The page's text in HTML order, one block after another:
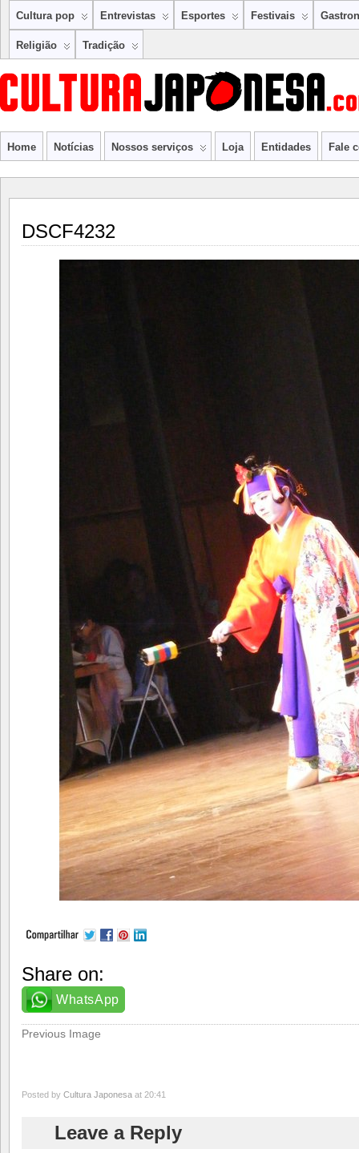
Cultura pop Entrevistas Esportes Festivais
Religião Tradição
Home Notícias Nossos serviços Loja Entidades Fale
DSCF4232
Share on:
WhatsApp
Previous Image
Posted by Cultura Japonesa at 20:41
Leave a Reply